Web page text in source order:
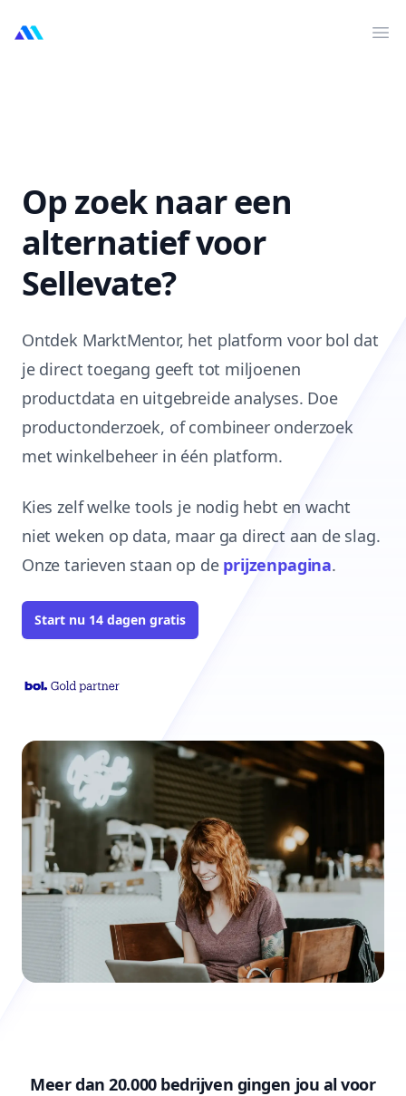
MarktMentor
Op zoek naar een
alternatief voor
Sellevate?
Ontdek MarktMentor, het platform voor bol dat
je direct toegang geeft tot miljoenen
productdata en uitgebreide analyses. Doe
productonderzoek, of combineer onderzoek
met winkelbeheer in één platform.
Kies zelf welke tools je nodig hebt en wacht
niet weken op data, maar ga direct aan de slag.
Onze tarieven staan op de prijzenpagina.
Start nu 14 dagen gratis
Meer dan 20.000 bedrijven gingen jou al voor